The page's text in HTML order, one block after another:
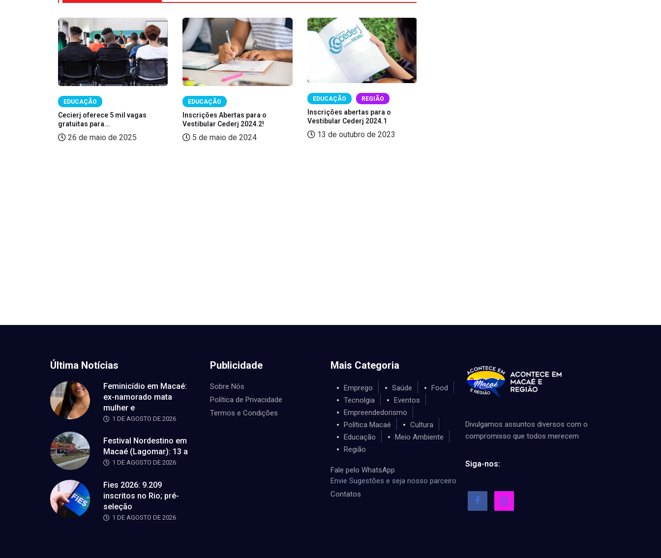
EDUCAÇÃO
Cecierj oferece 5 mil vagas
gratuitas para...
26 de maio de 2025
EDUCAÇÃO
Inscrições Abertas para o
Vestibular Cederj 2024.2!
5 de maio de 2024
EDUCAÇÃO REGIÃO
Inscrições abertas para o
Vestibular Cederj 2024.1
13 de outubro de 2023
Última Notícias
Feminicídio em Macaé:
ex-namorado mata
mulher e
1 DE AGOSTO DE 2026
Festival Nordestino em
Macaé (Lagomar): 13 a
1 DE AGOSTO DE 2026
Fies 2026: 9.209
inscritos no Rio; pré-
seleção
1 DE AGOSTO DE 2026
Publicidade
Sobre Nós
Política de Privacidade
Termos e Condições
Mais Categoria
Emprego Saúde
Food
Tecnolgia
Eventos
Empreendedorismo
Política Macaé
Cultura
Educação
Meio Ambiente
Região
Fale pelo WhatsApp
Envie Sugestões e seja nosso parceiro
Contatos
Divulgamos assuntos diversos com o
compromisso que todos merecem
Siga-nos: